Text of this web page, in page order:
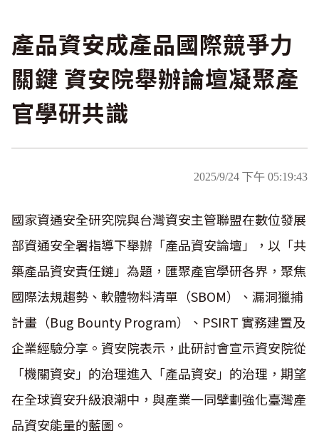
產品資安成產品國際競爭力
關鍵 資安院舉辦論壇凝聚產
官學研共識
2025/9/24 下午 05:19:43
國家資通安全研究院與台灣資安主管聯盟在數位發展
部資通安全署指導下舉辦「產品資安論壇」，以「共
築產品資安責任鏈」為題，匯聚產官學研各界，聚焦
國際法規趨勢、軟體物料清單（SBOM）、漏洞獵捕
計畫（Bug Bounty Program）、PSIRT 實務建置及
企業經驗分享。資安院表示，此研討會宣示資安院從
「機關資安」的治理進入「產品資安」的治理，期望
在全球資安升級浪潮中，與產業一同擘劃強化臺灣產
品資安能量的藍圖。